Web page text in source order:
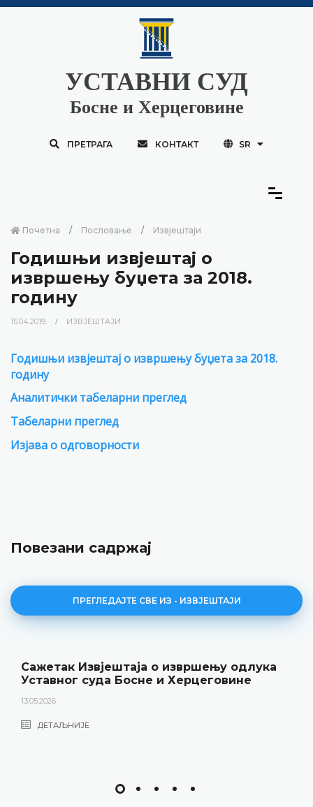
УСТАВНИ СУД
Босне и Херцеговине
ПРЕТРАГА КОНТАКТ SR
Почетна Пословање Извјештаји
Годишњи извјештај о
извршењу буџета за 2018.
годину
15.04.2019. ИЗВЈЕШТАЈИ
Годишњи извјештај о извршењу буџета за 2018.
годину
Аналитички табеларни преглед
Табеларни преглед
Изјава о одговорности
Повезани садржај
ПРЕГЛЕДАЈТЕ СВЕ ИЗ - ИЗВЈЕШТАЈИ
Сажетак Извјештаја о извршењу одлука
Уставног суда Босне и Херцеговине
13.05.2026.
ДЕТАЉНИЈЕ